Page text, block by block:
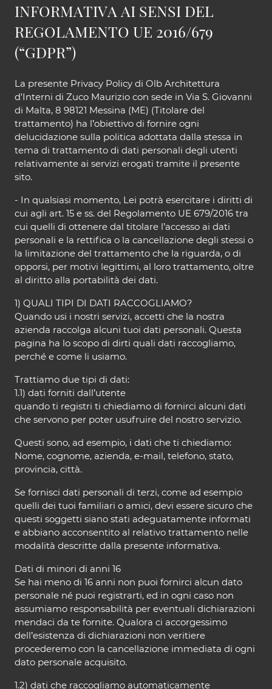
INFORMATIVA AI SENSI DEL
REGOLAMENTO UE 2016/679
(“GDPR”)
La presente Privacy Policy di Olb Architettura
d'Interni di Zuco Maurizio con sede in Via S. Giovanni
di Malta, 8 98121 Messina (ME) (Titolare del
trattamento) ha l’obiettivo di fornire ogni
delucidazione sulla politica adottata dalla stessa in
tema di trattamento di dati personali degli utenti
relativamente ai servizi erogati tramite il presente
sito.
- In qualsiasi momento, Lei potrà esercitare i diritti di
cui agli art. 15 e ss. del Regolamento UE 679/2016 tra
cui quelli di ottenere dal titolare l’accesso ai dati
personali e la rettifica o la cancellazione degli stessi o
la limitazione del trattamento che la riguarda, o di
opporsi, per motivi legittimi, al loro trattamento, oltre
al diritto alla portabilità dei dati.
1) QUALI TIPI DI DATI RACCOGLIAMO?
Quando usi i nostri servizi, accetti che la nostra
azienda raccolga alcuni tuoi dati personali. Questa
pagina ha lo scopo di dirti quali dati raccogliamo,
perché e come li usiamo.
Trattiamo due tipi di dati:
1.1) dati forniti dall’utente
quando ti registri ti chiediamo di fornirci alcuni dati
che servono per poter usufruire del nostro servizio.
Questi sono, ad esempio, i dati che ti chiediamo:
Nome, cognome, azienda, e-mail, telefono, stato,
provincia, città.
Se fornisci dati personali di terzi, come ad esempio
quelli dei tuoi familiari o amici, devi essere sicuro che
questi soggetti siano stati adeguatamente informati
e abbiano acconsentito al relativo trattamento nelle
modalità descritte dalla presente informativa.
Dati di minori di anni 16
Se hai meno di 16 anni non puoi fornirci alcun dato
personale né puoi registrarti, ed in ogni caso non
assumiamo responsabilità per eventuali dichiarazioni
mendaci da te fornite. Qualora ci accorgessimo
dell’esistenza di dichiarazioni non veritiere
procederemo con la cancellazione immediata di ogni
dato personale acquisito.
1.2) dati che raccogliamo automaticamente